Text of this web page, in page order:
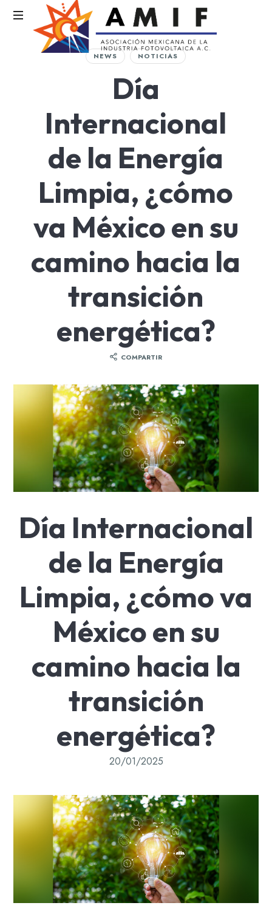
AMIF
NEWS NOTICIAS
Día
Internacional
de la Energía
Limpia, ¿cómo
va México en su
camino hacia la
transición
energética?
COMPARTIR
Día Internacional
de la Energía
Limpia, ¿cómo va
México en su
camino hacia la
transición
energética?
20/01/2025